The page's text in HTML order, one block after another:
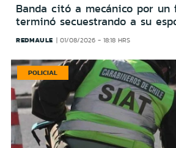
Banda citó a mecánico por
terminó secuestrando a su
REDMAULE 01/08/2026 - 18:18 HRS
POLICIAL